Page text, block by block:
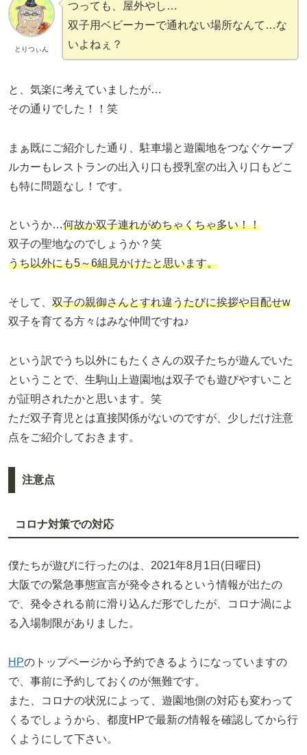
とりつぃん
つっても、屋外やし…
双子用ベビーカーで通れない場所なんて…な
いよねぇ？
と、気楽に考えていましたが…
その通りでした！！笑
まぁ既にご紹介した通り、駐車場と遊園地をつなぐケーブ
ルカーもレストランの出入り口も授乳室の出入り口もどこ
も特に問題なし！です。
というか…何故か双子連れがめちゃくちゃ多い！！
双子の聖地なのでしょうか？笑
うち以外にも5～6組見かけたと思います。
そして、 双子の親御さんとすれ違うたびに挨拶や目配せw
双子を育てる方々はみな仲間ですね♪
という訳でうち以外にもたくさんの双子たちが遊んでいた
ということで、生駒山上遊園地は双子でも遊びやすいこと
が証明されたかと思います。笑
ただ双子育児とは直接関係がないのですが、少しだけ注意
点をご紹介しておきます。
注意点
コロナ対策での対応
僕たちが遊びに行ったのは、2021年8月1日(日曜日)
大阪での緊急事態宣言が発令されるという情報が出たの
で、発令される前に滑り込んだ形でしたが、コロナ渦によ
る入場制限がありました。
HPのトップページから予約できるようになっていますの
で、事前に予約しておくのが無難です。
また、コロナの状況によって、遊園地側の対応も変わって
くるでしょうから、都度HPで最新の情報を確認してから行
くようにして下さい。